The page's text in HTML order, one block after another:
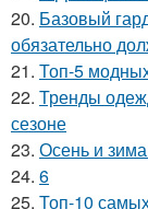
20. Базовый
обязательно
21. Топ-5
22. Тренды
сезоне
23. Осень и
24. 6
25. Топ-10